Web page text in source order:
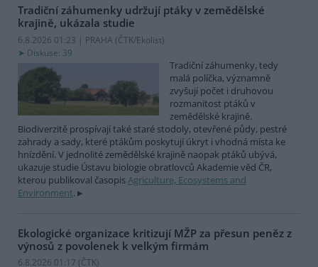
Tradiční záhumenky udržují ptáky v zemědělské
krajině, ukázala studie
6.8.2026 01:23 | PRAHA (ČTK/Ekolist)
Diskuse: 39
Tradiční záhumenky, tedy
malá políčka, významně
zvyšují počet i druhovou
rozmanitost ptáků v
zemědělské krajině.
Biodiverzitě prospívají také staré stodoly, otevřené půdy, pestré
zahrady a sady, které ptákům poskytují úkryt i vhodná místa ke
hnízdění. V jednolité zemědělské krajině naopak ptáků ubývá,
ukazuje studie Ústavu biologie obratlovců Akademie věd ČR,
kterou publikoval časopisAgriculture, Ecosystems and
Environment.
Ekologické organizace kritizují MŽP za přesun peněz z
výnosů z povolenek k velkým firmám
6.8.2026 01:17 (ČTK)